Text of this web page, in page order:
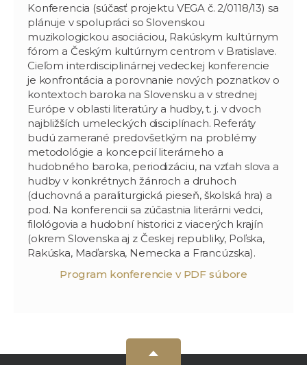
Konferencia (súčasť projektu VEGA č. 2/0118/13) sa
plánuje v spolupráci so Slovenskou
muzikologickou asociáciou, Rakúskym kultúrnym
fórom a Českým kultúrnym centrom v Bratislave.
Cieľom interdisciplinárnej vedeckej konferencie
je konfrontácia a porovnanie nových poznatkov o
kontextoch baroka na Slovensku a v strednej
Európe v oblasti literatúry a hudby, t. j. v dvoch
najbližších umeleckých disciplínach. Referáty
budú zamerané predovšetkým na problémy
metodológie a koncepcií literárneho a
hudobného baroka, periodizáciu, na vzťah slova a
hudby v konkrétnych žánroch a druhoch
(duchovná a paraliturgická pieseň, školská hra) a
pod. Na konferencii sa zúčastnia literárni vedci,
filológovia a hudobní historici z viacerých krajín
(okrem Slovenska aj z Českej republiky, Poľska,
Rakúska, Maďarska, Nemecka a Francúzska).
Program konferencie v PDF súbore